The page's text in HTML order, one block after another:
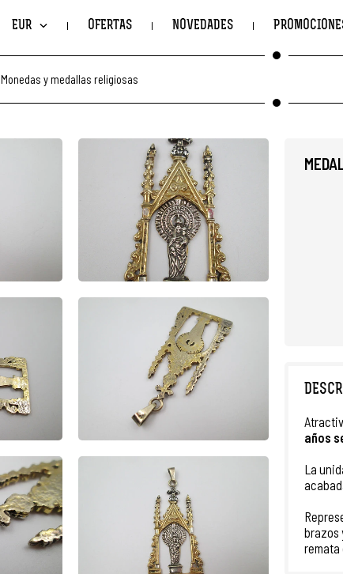
EUR OFERTAS NOVEDADES
Monedas y medallas religiosas
años
La
brazos